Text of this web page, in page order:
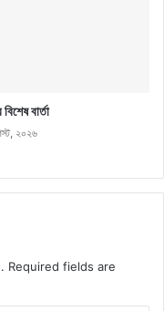
বার্তা
২০২৬
Required fields are